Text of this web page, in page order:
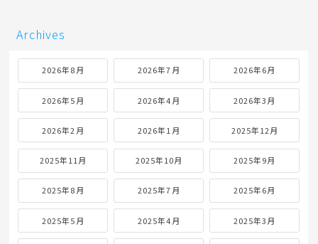
Archives
2026年8月 2026年7月 2026年6月
2026年5月 2026年4月 2026年3月
2026年2月 2026年1月 2025年12月
2025年11月 2025年10月 2025年9月
2025年8月 2025年7月 2025年6月
2025年5月 2025年4月 2025年3月